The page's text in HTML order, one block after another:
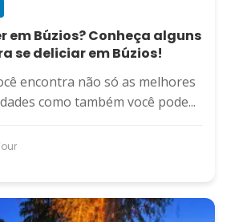
em Búzios? Conheça alguns
se deliciar em Búzios!
encontra não só as melhores
como também você pode...